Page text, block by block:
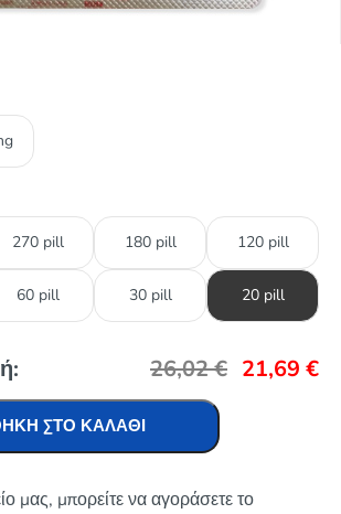
270 pill 180 pill 120 pill
60 pill 30 pill 20 pill
26,02€ 21,69 €
ΣΤΟ ΚΑΛΆΘΙ
μας, μπορείτε να αγοράσετε το